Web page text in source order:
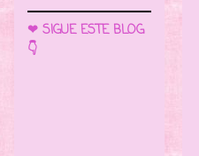
❤ SIGUE ESTE BLOG
👇